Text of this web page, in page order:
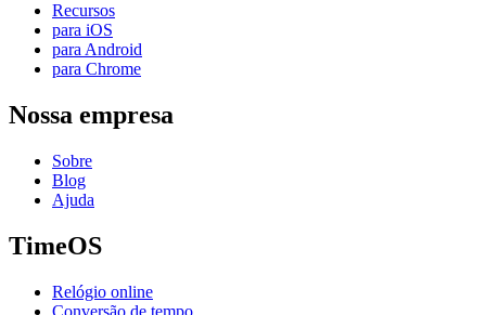
Recursos
para iOS
para Android
para Chrome
Nossa empresa
Sobre
Blog
Ajuda
TimeOS
Relógio online
Conversão de tempo